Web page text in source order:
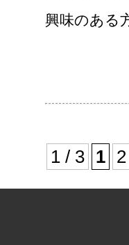
興味のある
1 / 3 1 2